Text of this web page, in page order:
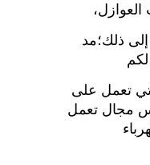
العوازل،
إلى ذلك؛مد
تعمل على
مجال تعمل